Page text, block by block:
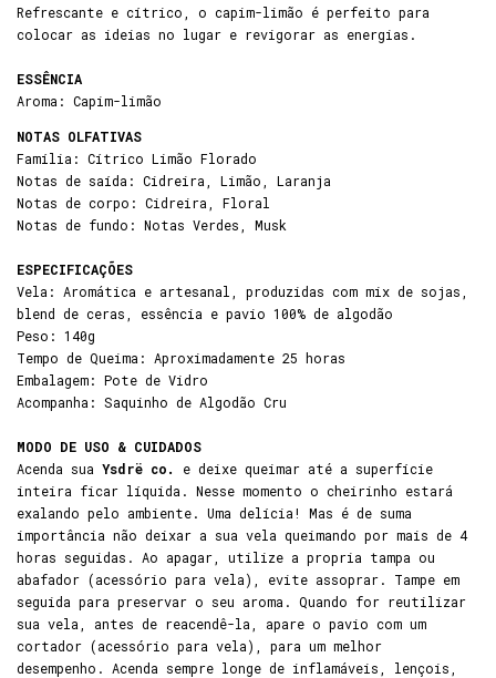
Refrescante e cítrico, o capim-limão é perfeito para
colocar as ideias no lugar e revigorar as energias.
ESSÊNCIA
Aroma: Capim-limão
NOTAS OLFATIVAS
Família: Cítrico Limão Florado
Notas de saída: Cidreira, Limão, Laranja
Notas de corpo: Cidreira, Floral
Notas de fundo: Notas Verdes, Musk
ESPECIFICAÇÕES
Vela: Aromática e artesanal, produzidas com mix de sojas,
blend de ceras, essência e pavio 100% de algodão
Peso: 140g
Tempo de Queima: Aproximadamente 25 horas
Embalagem: Pote de Vidro
Acompanha: Saquinho de Algodão Cru
MODO DE USO & CUIDADOS
Acenda sua Ysdrë co.
e deixe queimar até a superfície
inteira ficar líquida. Nesse momento o cheirinho estará
exalando pelo ambiente. Uma delícia! Mas é de suma
importância não deixar a sua vela queimando por mais de 4
horas seguidas. Ao apagar, utilize a propria tampa ou
abafador (acessório para vela), evite assoprar. Tampe em
seguida para preservar o seu aroma. Quando for reutilizar
sua vela, antes de reacendê-la, apare o pavio com um
cortador (acessório para vela), para um melhor
desempenho. Acenda sempre longe de inflamáveis, lençois,